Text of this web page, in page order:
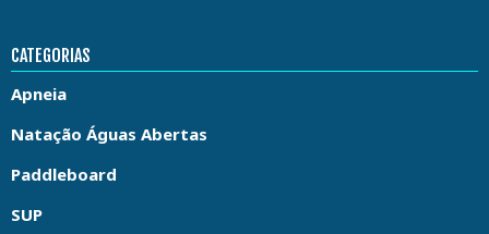
CATEGORIAS
Apneia
Natação Águas Abertas
Paddleboard
SUP